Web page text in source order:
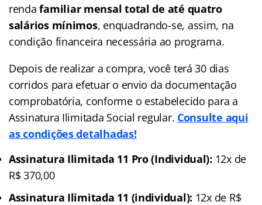
rendafamiliar mensal total de até quatro
salários mínimos, enquadrando-se, assim, na
condição financeira necessária ao programa.
Depois de realizar a compra, você terá 30 dias
corridos para efetuar o envio da documentação
comprobatória, conforme o estabelecido para a
Assinatura Ilimitada Social regular. Consulte aqui
as condições detalhadas!
Assinatura Ilimitada 11 Pro (Individual): 12x de
R$ 370,00
Assinatura Ilimitada 11 (individual): 12x de R$